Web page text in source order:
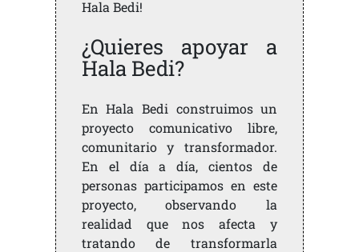
Hala Bedi!
¿Quieres apoyar a
Hala Bedi?
En Hala Bedi construimos un
proyecto comunicativo libre,
comunitario y transformador.
En el día a día, cientos de
personas participamos en este
proyecto, observando la
realidad que nos afecta y
tratando de transformarla